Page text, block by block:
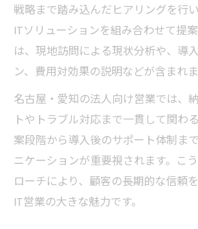
戦略まで踏み込んだヒアリングを行
ITソリューションを組み合わせて提
は、現地訪問による現状分析や、導
ン、費用対効果の説明などが含まれま
名古屋・愛知の法人向け営業では、
トやトラブル対応まで一貫して関わ
案段階から導入後のサポート体制ま
ニケーションが重要視されます。こ
ローチにより、顧客の長期的な信頼
IT営業の大きな魅力です。